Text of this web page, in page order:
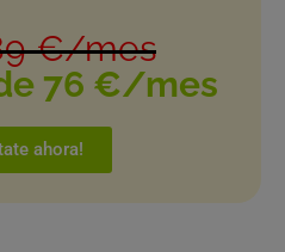
€/mes
76 €/mes
ahora!